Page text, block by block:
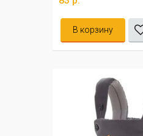
В корзину